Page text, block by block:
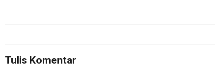
Tulis Komentar